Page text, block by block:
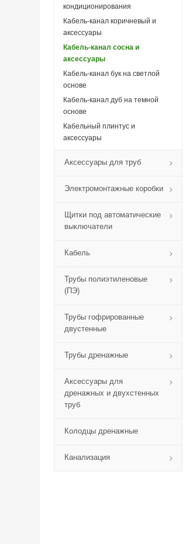
кондиционирования
Кабель-канал коричневый и
аксессуары
Кабель-канал сосна и
аксессуары
Кабель-канал бук на светлой
основе
Кабель-канал дуб на темной
основе
Кабельный плинтус и
аксессуары
Аксессуары для труб
Электромонтажные коробки
Щитки под автоматические
выключатели
Кабель
Трубы полиэтиленовые
(ПЭ)
Трубы гофрированные
двустенные
Трубы дренажные
Аксессуары для
дренажных и двухстенных
труб
Колодцы дренажные
Канализация